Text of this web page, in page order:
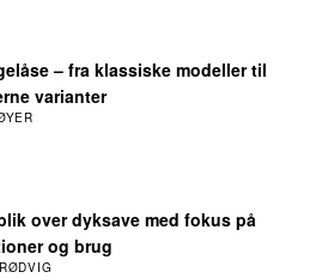
over dyksave med fokus på
og brug
– fra klassiske modeller til
varianter